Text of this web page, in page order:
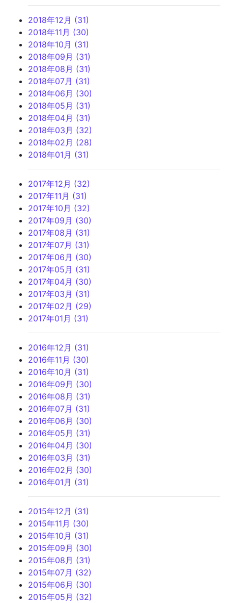
2018年12月 (31)
2018年11月 (30)
2018年10月 (31)
2018年09月 (31)
2018年08月 (31)
2018年07月 (31)
2018年06月 (30)
2018年05月 (31)
2018年04月 (31)
2018年03月 (32)
2018年02月 (28)
2018年01月 (31)
2017年12月 (32)
2017年11月 (31)
2017年10月 (32)
2017年09月 (30)
2017年08月 (31)
2017年07月 (31)
2017年06月 (30)
2017年05月 (31)
2017年04月 (30)
2017年03月 (31)
2017年02月 (29)
2017年01月 (31)
2016年12月 (31)
2016年11月 (30)
2016年10月 (31)
2016年09月 (30)
2016年08月 (31)
2016年07月 (31)
2016年06月 (30)
2016年05月 (31)
2016年04月 (30)
2016年03月 (31)
2016年02月 (30)
2016年01月 (31)
2015年12月 (31)
2015年11月 (30)
2015年10月 (31)
2015年09月 (30)
2015年08月 (31)
2015年07月 (32)
2015年06月 (30)
2015年05月 (32)